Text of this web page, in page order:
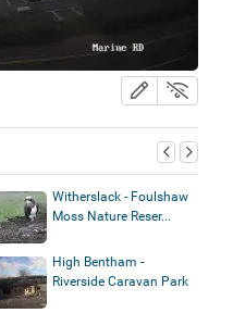
Witherslack - Foulshaw
Moss Nature Reser...
High Bentham -
Riverside Caravan Park